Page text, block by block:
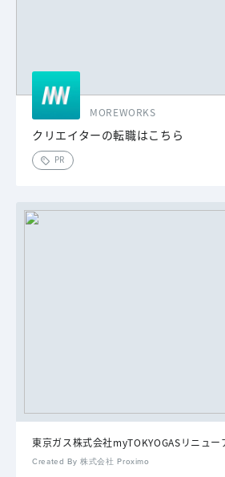
MOREWORKS
クリエイターの転職はこちら
PR
東京ガス株式会社myTOKYOGASリニュー
Created By 株式会社 Proximo